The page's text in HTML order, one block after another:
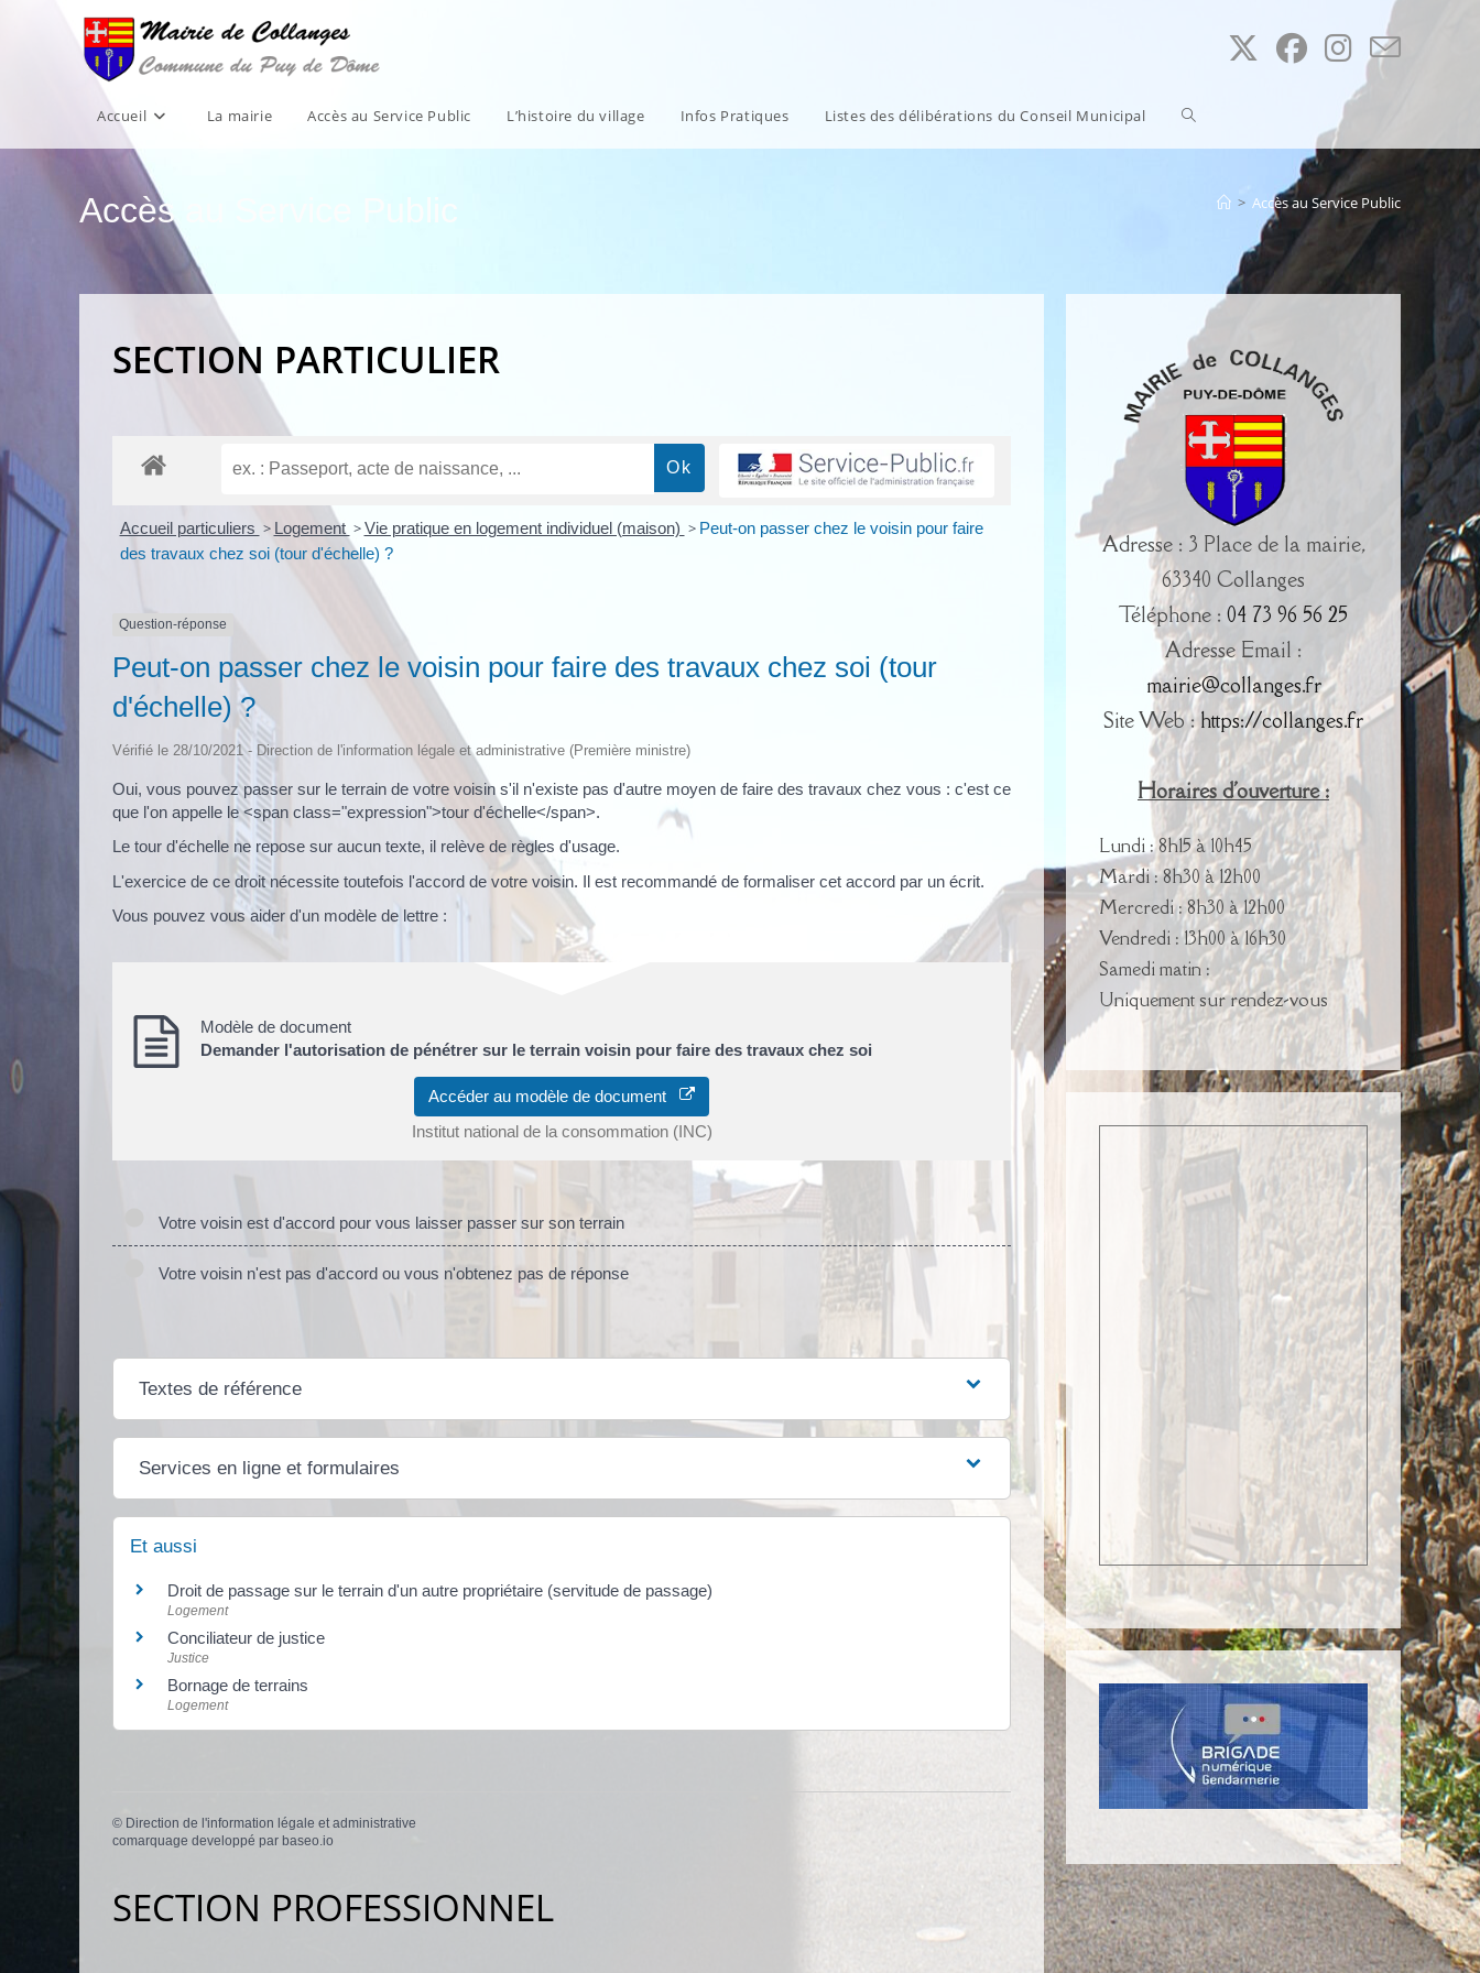
Accueil La mairie Accès au Service Public L’histoire du village Infos Pratiques Listes des délibérations du Conseil Municipal Toggle
Accès au Service Public > Accès au Service Public
SECTION PARTICULIER
Accueil particuliers > Logement > Vie pratique en logement individuel (maison) > Peut-on passer chez le voisin pour faire
des travaux chez soi (tour d'échelle) ?
Question-réponse
Peut-on passer chez le voisin pour faire des travaux chez soi (tour
d'échelle) ?
Vérifié le 28/10/2021 - Direction de l'information légale et administrative (Première ministre)
Oui, vous pouvez passer sur le terrain de votre voisin s'il n'existe pas d'autre moyen de faire des travaux chez vous : c'est ce
que l'on appelle le <span class="expression">tour d'échelle</span>.
Le tour d'échelle ne repose sur aucun texte, il relève de règles d'usage.
L'exercice de ce droit nécessite toutefois l'accord de votre voisin. Il est recommandé de formaliser cet accord par un écrit.
Vous pouvez vous aider d'un modèle de lettre :
Modèle de document
Demander l'autorisation de pénétrer sur le terrain voisin pour faire des travaux chez soi
Accéder au modèle de document
Institut national de la consommation (INC)
Votre voisin est d'accord pour vous laisser passer sur son terrain
Votre voisin n'est pas d'accord ou vous n'obtenez pas de réponse
Textes de référence
Services en ligne et formulaires
Et aussi
Droit de passage sur le terrain d'un autre propriétaire (servitude de passage)
Logement
Conciliateur de justice
Justice
Bornage de terrains
Logement
© Direction de l'information légale et administrative
comarquage developpé par baseo.io
SECTION PROFESSIONNEL
Adresse : 3 Place de la mairie,
63340 Collanges
Téléphone : 04 73 96 56 25
Adresse Email :
mairie@collanges.fr
Site Web : https://collanges.fr
Horaires d'ouverture :
Lundi : 8h15 à 10h45
Mardi : 8h30 à 12h00
Mercredi : 8h30 à 12h00
Vendredi : 13h00 à 16h30
Samedi matin :
Uniquement sur rendez-vous